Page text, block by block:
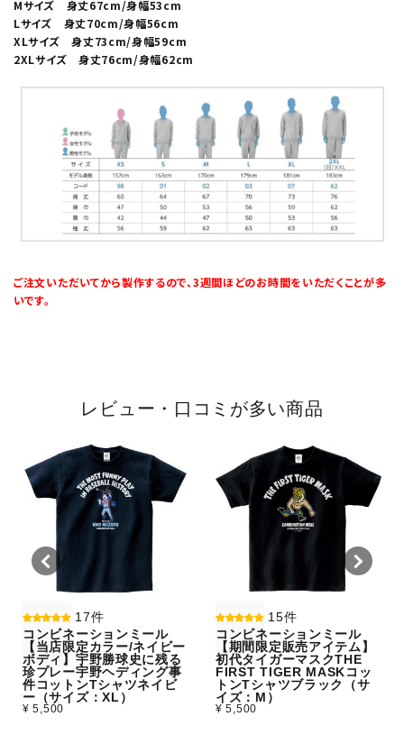
Mサイズ 身丈67cm/身幅53cm
Lサイズ 身丈70cm/身幅56cm
XLサイズ 身丈73cm/身幅59cm
2XLサイズ 身丈76cm/身幅62cm
ご注文いただいてから製作するので、3週間ほどのお時間をいただくことが多
いです。
レビュー・口コミが多い商品
17件
コンビネーションミール
【当店限定カラー/ネイビー
ボディ】宇野勝球史に残る
珍プレー宇野ヘディング事
件コットンTシャツネイビ
ー（サイズ：XL）
¥ 5,500
15件
コンビネーションミール
【期間限定販売アイテム】
初代タイガーマスクTHE
FIRST TIGER MASKコッ
トンTシャツブラック（サ
イズ：M）
¥ 5,500